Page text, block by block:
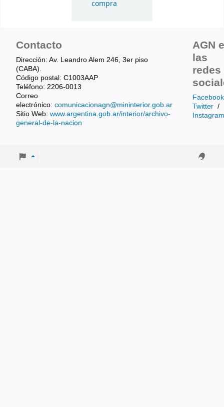
compra
Contacto
Dirección: Av. Leandro Alem 246, 3er piso
(CABA).
Código postal: C1003AAP
Teléfono: 2206-0013
Correo
electrónico: comunicacionagn@mininterior.gob.ar
Sitio Web: www.argentina.gob.ar/interior/archivo-
general-de-la-nacion
AGN
las
redes
Facebook
Twitter /
Instagram